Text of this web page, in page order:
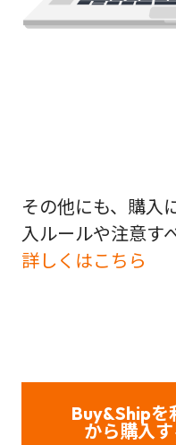
その他にも、購入
入ルールや注意す
詳しくはこちら
Buy&Shipを
から購入